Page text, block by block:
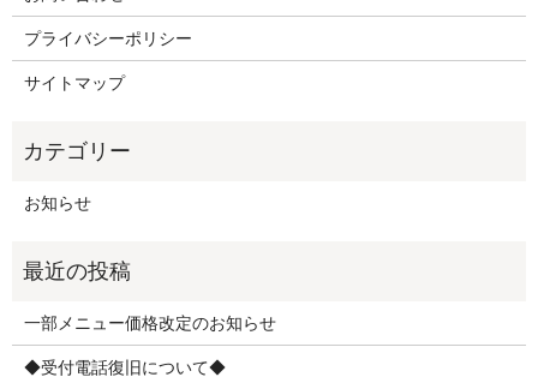
プライバシーポリシー
サイトマップ
お知らせ
一部メニュー価格改定のお知らせ
◆受付電話復旧について◆